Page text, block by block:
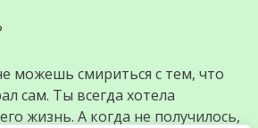
можешь смириться с тем, что
сам. Ты всегда хотела
жизнь. А когда не получилось,